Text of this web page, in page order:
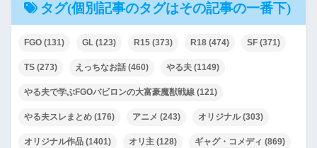
タグ(個別記事のタグはその記事の一番下)
FGO (131) GL (123) R15 (373) R18 (474) SF (371)
TS (273) えっちなお話 (460) やる夫 (1149)
やる夫で学ぶFGOバビロンの大富豪魔獣戦線 (121)
やる夫スレまとめ (176) アニメ (243) オリジナル(303)
オリジナル作品 (1401) オリ主 (128) ギャグ・コメディ (869)